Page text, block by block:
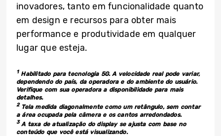
inovadores, tanto em funcionalidade quanto
em design e recursos para obter mais
performance e produtividade em qualquer
lugar que esteja.
1Habilitado para tecnologia 5G. A velocidade real pode variar,
dependendo do país, da operadora e do ambiente do usuário.
Verifique com sua operadora a disponibilidade para mais
detalhes.
2Tela medida diagonalmente como um retângulo, sem contar
a área ocupada pela câmera e os cantos arredondados.
3A taxa de atualização do display se ajusta com base no
conteúdo que você está visualizando.